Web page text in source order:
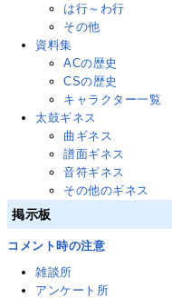
は行～わ行
その他
資料集
ACの歴史
CSの歴史
キャラクター一覧
太鼓ギネス
曲ギネス
譜面ギネス
音符ギネス
その他のギネス
掲示板
コメント時の注意
雑談所
アンケート所